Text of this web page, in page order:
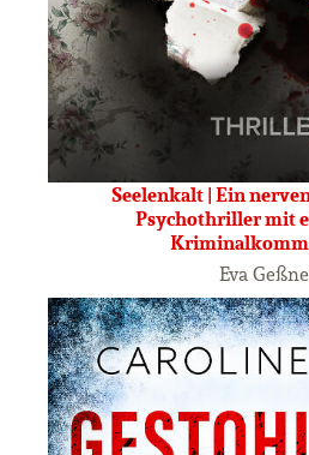
Seelenkalt | Ein
Psychothriller mit
Eva